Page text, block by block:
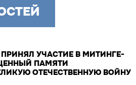
УЧАСТИЕ В МИТИНГЕ-
ПАМЯТИ
ОТЕЧЕСТВЕННУЮ ВОЙНУ